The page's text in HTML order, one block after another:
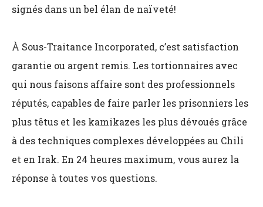
signés dans un bel élan de naïveté!
À Sous-Traitance Incorporated, c’est satisfaction
garantie ou argent remis. Les tortionnaires avec
qui nous faisons affaire sont des professionnels
réputés, capables de faire parler les prisonniers les
plus têtus et les kamikazes les plus dévoués grâce
à des techniques complexes développées au Chili
et en Irak. En 24 heures maximum, vous aurez la
réponse à toutes vos questions.